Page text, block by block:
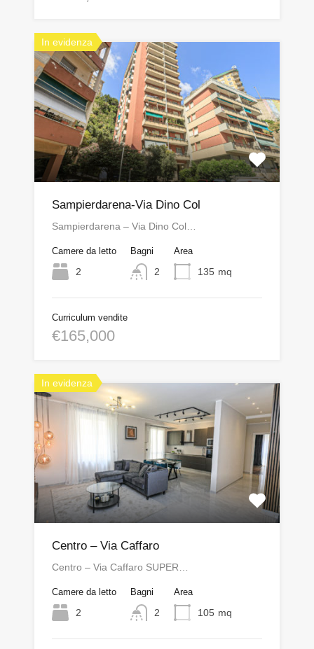
In evidenza
Sampierdarena-Via Dino Col
Sampierdarena – Via Dino Col…
Camere da letto
2
Bagni
2
Area
135 mq
Curriculum vendite
€165,000
In evidenza
Centro – Via Caffaro
Centro – Via Caffaro SUPER…
Camere da letto
2
Bagni
2
Area
105 mq